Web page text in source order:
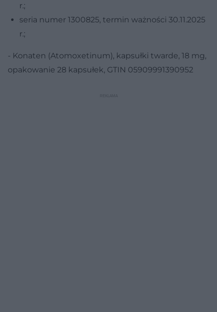
r.;
seria numer 1300825, termin ważności 30.11.2025
r.;
- Konaten (Atomoxetinum), kapsułki twarde, 18 mg,
opakowanie 28 kapsułek, GTIN 05909991390952